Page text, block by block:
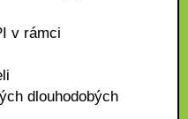
v rámci
dlouhodobých